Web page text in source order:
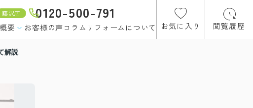
藤沢店 0120-500-791
要 お客様の声コラム リフォームについて お気に入り 閲覧履歴
解説